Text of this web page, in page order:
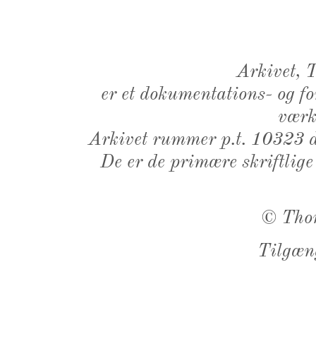
Arkivet,
er et dokumentations- og
Arkivet rummer p.t. 10323
De er de primære
©